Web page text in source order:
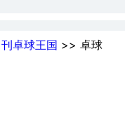
刊卓球王国 >> 卓球